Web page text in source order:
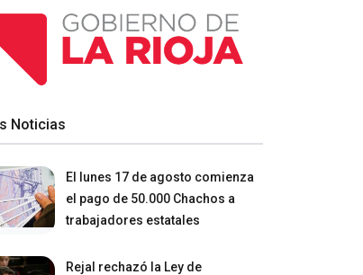
Noticias
El lunes 17 de agosto comienza
el pago de 50.000 Chachos a
trabajadores estatales
Rejal rechazó la Ley de